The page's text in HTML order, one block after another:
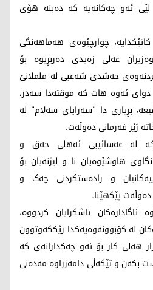
لێی ئەو چەکانەیە کە دەبنە هۆی
چوارچێوەی هەماهەنگی
عەلی زەیدی دەربڕیوە بۆ
حەشدی شەعبی لە ململانێ
ئەوە هات کە موقتەدا سەدر،
بڕیاری دا "سەرایای سەلام" لە
ژێر فەرمانی دەوڵەت.
لە عەسائیبی ئەهلی حەق و
هاوشێوەیان نا و لیژنەیان بۆ
و رادەستکردنی چەک و
دەوڵەت پێکهێنا.
ئاگادارەکان ئاشکرایان کردووە،
لە کۆبوونەوەیەکدا رێککەوتوون
35 هەزار هەلی کار بۆ ئەو چەکدارانەی کە
بکەن و تێکەڵی دامەزراوە مەدەنی